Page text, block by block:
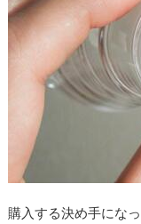
購入する決め手にな